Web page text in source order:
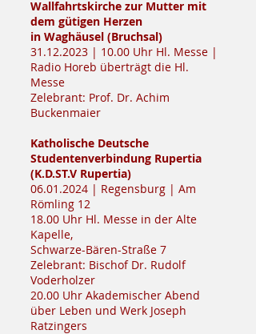
Wallfahrtskirche zur Mutter mit
dem gütigen Herzen
in Waghäusel (Bruchsal)
31.12.2023 | 10.00 Uhr Hl. Messe |
Radio Horeb überträgt die Hl.
Messe
Zelebrant: Prof. Dr. Achim
Buckenmaier
Katholische Deutsche
Studentenverbindung Rupertia
(K.D.ST.V Rupertia)
06.01.2024 | Regensburg | Am
Römling 12
18.00 Uhr Hl. Messe in der Alte
Kapelle,
Schwarze-Bären-Straße 7
Zelebrant: Bischof Dr. Rudolf
Voderholzer
20.00 Uhr Akademischer Abend
über Leben und Werk Joseph
Ratzingers